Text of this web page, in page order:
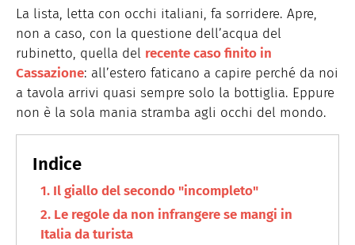
La lista, letta con occhi italiani, fa sorridere. Apre,
non a caso, con la questione dell’acqua del
rubinetto, quella del recente caso finito in
Cassazione: all’estero faticano a capire perché da noi
a tavola arrivi quasi sempre solo la bottiglia. Eppure
non è la sola mania stramba agli occhi del mondo.
Il giallo del secondo "incompleto"
Le regole da non infrangere se mangi in
Italia da turista